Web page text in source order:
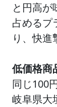
と円高が
占めるプ
り、快進
低価格商
同じ100
岐阜県大